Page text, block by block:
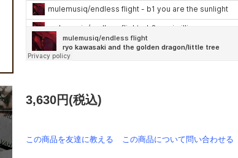
3,630円(税込)
この商品を友達に教える この商品について問い合わせる